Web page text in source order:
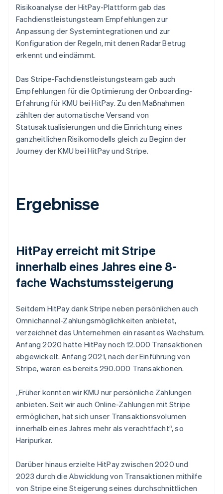
Risikoanalyse der HitPay-Plattform gab das
Fachdienstleistungsteam Empfehlungen zur
Anpassung der Systemintegrationen und zur
Konfiguration der Regeln, mit denen Radar Betrug
erkennt und eindämmt.
Das Stripe-Fachdienstleistungsteam gab auch
Empfehlungen für die Optimierung der Onboarding-
Erfahrung für KMU bei HitPay. Zu den Maßnahmen
zählten der automatische Versand von
Statusaktualisierungen und die Einrichtung eines
ganzheitlichen Risikomodells gleich zu Beginn der
Journey der KMU bei HitPay und Stripe.
Ergebnisse
HitPay erreicht mit Stripe
innerhalb eines Jahres eine 8-
fache Wachstumssteigerung
Seitdem HitPay dank Stripe neben persönlichen auch
Omnichannel-Zahlungsmöglichkeiten anbietet,
verzeichnet das Unternehmen ein rasantes Wachstum.
Anfang 2020 hatte HitPay noch 12.000 Transaktionen
abgewickelt. Anfang 2021, nach der Einführung von
Stripe, waren es bereits 290.000 Transaktionen.
„Früher konnten wir KMU nur persönliche Zahlungen
anbieten. Seit wir auch Online-Zahlungen mit Stripe
ermöglichen, hat sich unser Transaktionsvolumen
innerhalb eines Jahres mehr als verachtfacht“, so
Haripurkar.
Darüber hinaus erzielte HitPay zwischen 2020 und
2023 durch die Abwicklung von Transaktionen mithilfe
von Stripe eine Steigerung seines durchschnittlichen